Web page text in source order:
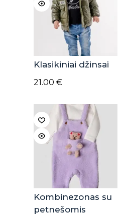
Klasikiniai džinsai
21.00 €
Kombinezonas su
petnešomis